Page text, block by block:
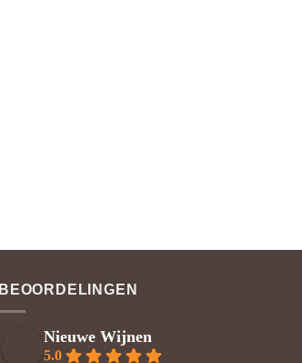
BEOORDELINGEN
Nieuwe Wijnen
5.0